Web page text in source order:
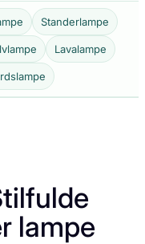
Standerlampe
Lavalampe
lampe